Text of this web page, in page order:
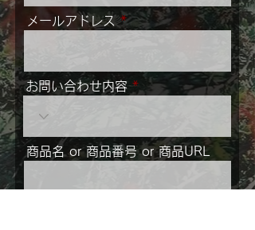
メールアドレス
お問い合わせ内容
商品名 or 商品番号 or 商品URL